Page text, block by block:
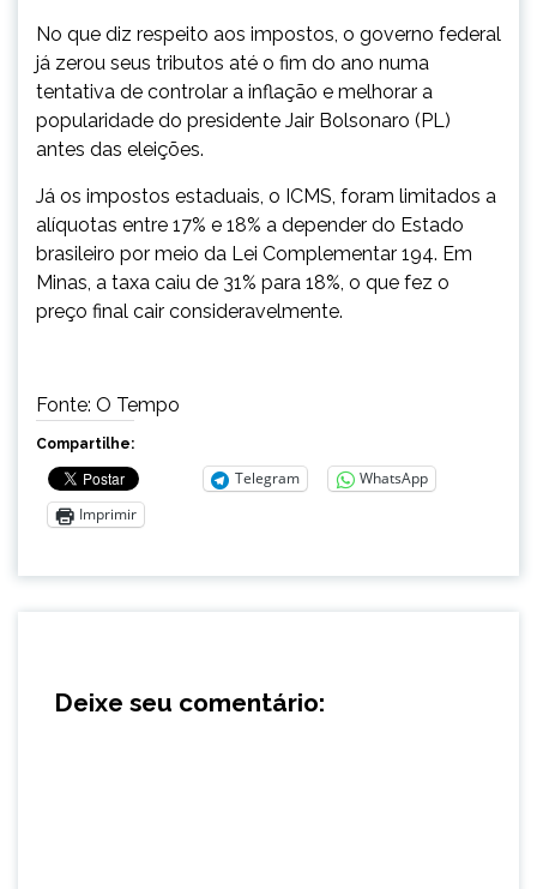
No que diz respeito aos impostos, o governo federal
já zerou seus tributos até o fim do ano numa
tentativa de controlar a inflação e melhorar a
popularidade do presidente Jair Bolsonaro (PL)
antes das eleições.
Já os impostos estaduais, o ICMS, foram limitados a
alíquotas entre 17% e 18% a depender do Estado
brasileiro por meio da Lei Complementar 194. Em
Minas, a taxa caiu de 31% para 18%, o que fez o
preço final cair consideravelmente.
Fonte: O Tempo
Compartilhe:
Telegram
WhatsApp
Imprimir
Deixe seu comentário: